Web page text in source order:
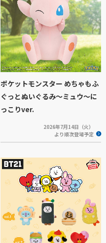
ポケットモンスター めちゃもふ
ぐっとぬいぐるみ～ミュウ～に
っこりver.
2026年7月14日（火）
より順次登場予定